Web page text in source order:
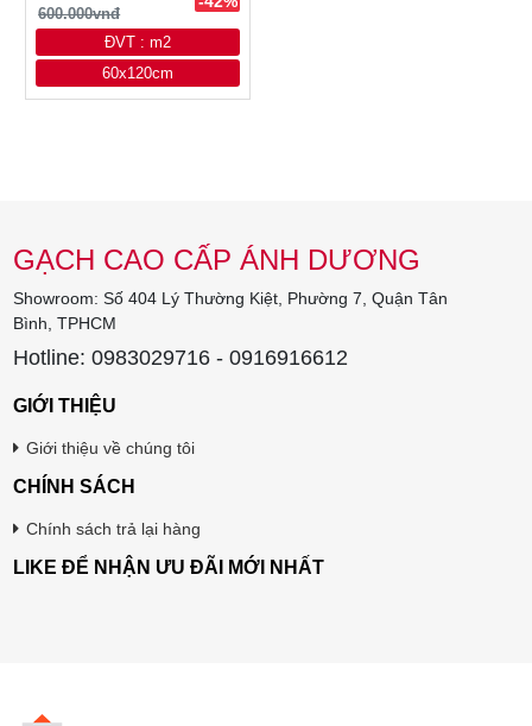
600.000vnđ
ĐVT : m2
60x120cm
GẠCH CAO CẤP ÁNH DƯƠNG
Showroom: Số 404 Lý Thường Kiệt, Phường 7, Quận Tân
Bình, TPHCM
Hotline: 0983029716 - 0916916612
GIỚI THIỆU
Giới thiệu về chúng tôi
CHÍNH SÁCH
Chính sách trả lại hàng
LIKE ĐỂ NHẬN ƯU ĐÃI MỚI NHẤT